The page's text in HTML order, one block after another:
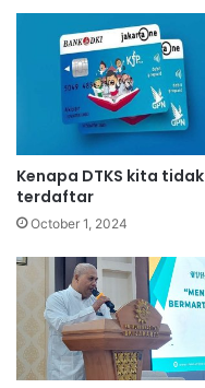
Kenapa DTKS kita tidak
terdaftar
October 1, 2024